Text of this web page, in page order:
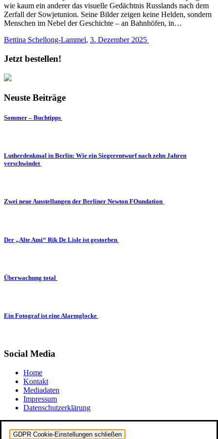
wie kaum ein anderer das visuelle Gedächtnis Russlands nach dem
Zerfall der Sowjetunion. Seine Bilder zeigen keine Helden, sondern
Menschen im Nebel der Geschichte – an Bahnhöfen, in…
Bettina Schellong-Lammel, 3. Dezember 2025
Jetzt bestellen!
Neuste Beiträge
Sommer – Buchtipps
Lutherdenkmal in Berlin: Wie ein Siegerentwurf nach zehn Jahren
verschwindet
Zwei neue Ausstellungen der Berliner Newton FOundation
Der „Alte Ami“ Rik De Lisle ist gestorben
Überwachung total
Ein Fotograf ist eine Alarmglocke
Social Media
Home
Kontakt
Mediadaten
Impressum
Datenschutzerklärung
GDPR Cookie-Einstellungen schließen